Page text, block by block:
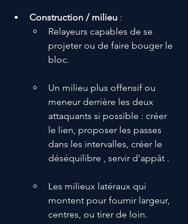
Construction / milieu :
Relayeurs capables de se
projeter ou de faire bouger le
bloc.
Un milieu plus offensif ou
meneur derrière les deux
attaquants si possible : créer
le lien, proposer les passes
dans les intervalles, créer le
déséquilibre , servir d'appât .
Les milieux latéraux qui
montent pour fournir largeur,
centres, ou tirer de loin.